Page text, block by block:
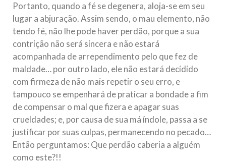
Portanto, quando a fé se degenera, aloja-se em seu
lugar a abjuração. Assim sendo, o mau elemento, não
tendo fé, não lhe pode haver perdão, porque a sua
contrição não será sincera e não estará
acompanhada de arrependimento pelo que fez de
maldade… por outro lado, ele não estará decidido
com firmeza de não mais repetir o seu erro, e
tampouco se empenhará de praticar a bondade a fim
de compensar o mal que fizera e apagar suas
crueldades; e, por causa de sua má índole, passa a se
justificar por suas culpas, permanecendo no pecado…
Então perguntamos: Que perdão caberia a alguém
como este?!!